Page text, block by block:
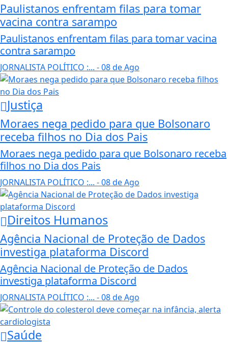
Paulistanos enfrentam filas para tomar
vacina contra sarampo
Paulistanos enfrentam filas para tomar vacina
contra sarampo
JORNALISTA POLÍTICO :... - 08 de Ago
Justiça
Moraes nega pedido para que Bolsonaro
receba filhos no Dia dos Pais
Moraes nega pedido para que Bolsonaro receba
filhos no Dia dos Pais
JORNALISTA POLÍTICO :... - 08 de Ago
Direitos Humanos
Agência Nacional de Proteção de Dados
investiga plataforma Discord
Agência Nacional de Proteção de Dados
investiga plataforma Discord
JORNALISTA POLÍTICO :... - 08 de Ago
Saúde